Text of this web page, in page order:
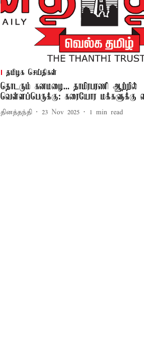
தமிழக செய்திகள்
தொடரும் கனமழை... தாமிரபரணி ஆற்றில்
வெள்ளப்பெருக்கு: கரையோர மக்களுக்கு
தினத்தந்தி 23 Nov 2025 1 min read